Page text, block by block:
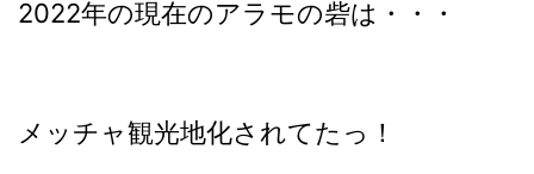
2022年の現在のアラモの砦は・・・
メッチャ観光地化されてたっ！